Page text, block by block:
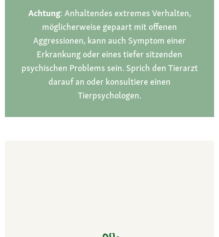
Achtung: Anhaltendes extremes Verhalten,
möglicherweise gepaart mit offenen
Aggressionen, kann auch Symptom einer
Erkrankung oder eines tiefer sitzenden
psychischen Problems sein. Sprich den Tierarzt
darauf an oder konsultiere einen
Tierpsychologen.